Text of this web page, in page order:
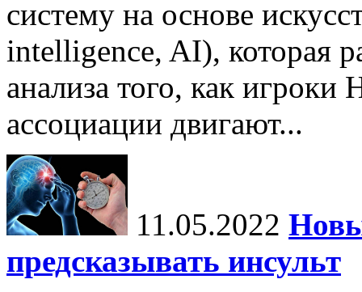
систему на основе
intelligence, AI), которая
анализа того, как игроки
ассоциации двигают...
11.05.2022
предсказывать инсульт